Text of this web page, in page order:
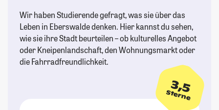
Wir haben Studierende gefragt, was sie über das
Leben in Eberswalde denken. Hier kannst du sehen,
wie sie ihre Stadt beurteilen – ob kulturelles Angebot
oder Kneipenlandschaft, den Wohnungsmarkt oder
die Fahrradfreundlichkeit.
3,5
Sterne